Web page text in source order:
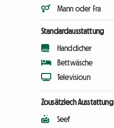
Mann oder Fra
Standardausstattung
Handdicher
Bettwäsche
Televisioun
Zousätzlech Ausstattung
Seef